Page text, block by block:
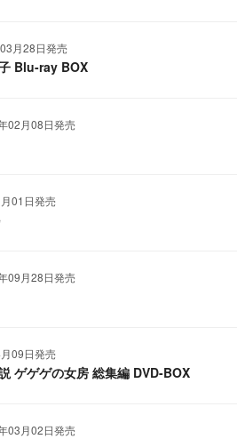
月28日発売
Blu-ray BOX
02月08日発売
01日発売
09月28日発売
09日発売
ゲゲゲの女房 総集編 DVD-BOX
03月02日発売